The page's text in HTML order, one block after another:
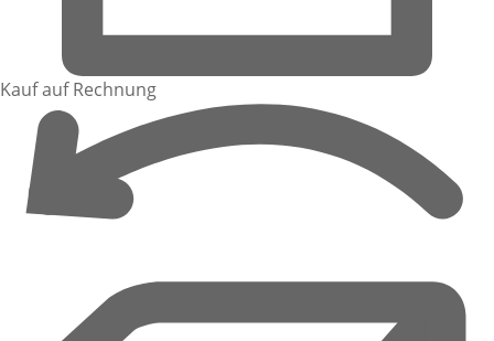
Kauf auf Rechnung